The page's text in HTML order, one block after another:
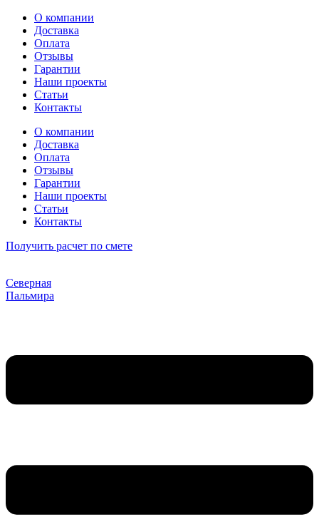
Перейти
содержимому
О компании
Доставка
Оплата
Отзывы
Гарантии
Наши проекты
Статьи
Контакты
О компании
Доставка
Оплата
Отзывы
Гарантии
Наши проекты
Статьи
Контакты
Получить расчет по смете
Северная
Пальмира